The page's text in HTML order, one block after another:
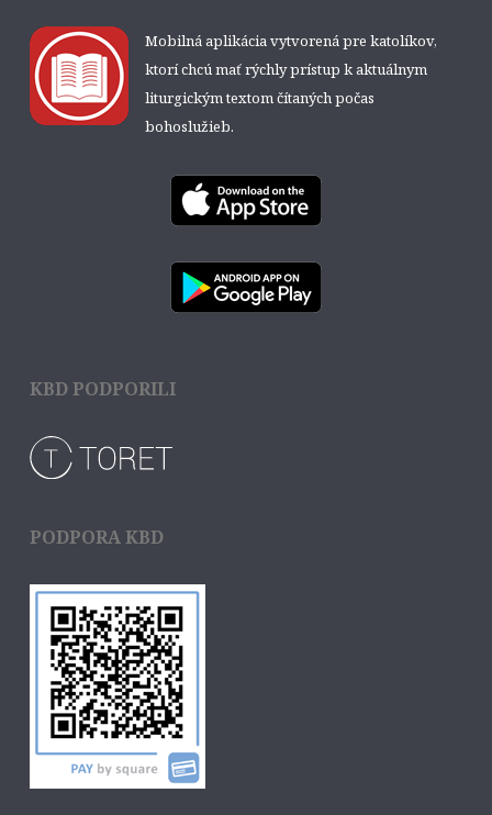
Mobilná aplikácia vytvorená pre katolíkov,
ktorí chcú mať rýchly prístup k aktuálnym
liturgickým textom čítaných počas
bohoslužieb.
KBD PODPORILI
PODPORA KBD